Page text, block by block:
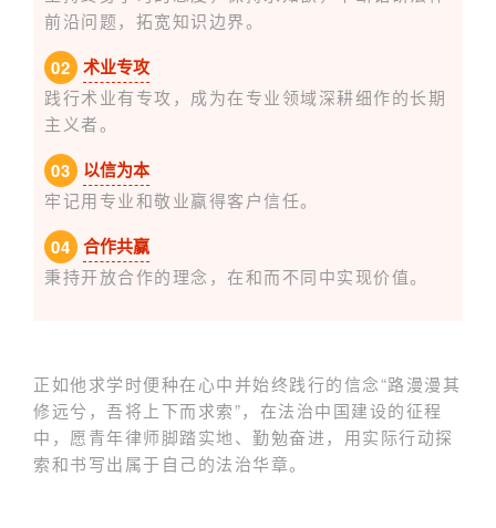
前沿问题，拓宽知识边界。
02 术业专攻
践行术业有专攻，成为在专业领域深耕细作的长期
主义者。
03 以信为本
牢记用专业和敬业赢得客户信任。
04 合作共赢
秉持开放合作的理念，在和而不同中实现价值。
正如他求学时便种在心中并始终践行的信念“路漫漫其
修远兮，吾将上下而求索”，在法治中国建设的征程
中，愿青年律师脚踏实地、勤勉奋进，用实际行动探
索和书写出属于自己的法治华章。